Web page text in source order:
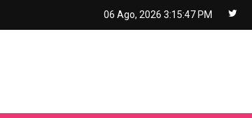
06 Ago, 2026 3:15:48 PM